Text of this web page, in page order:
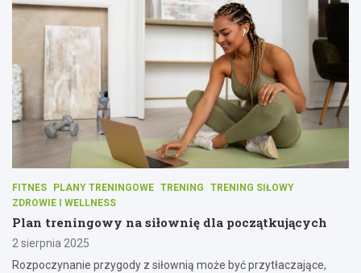
FITNES PLANY TRENINGOWE TRENING
TRENING SIŁOWY
ZDROWIE I WELLNESS
Plan treningowy na siłownię dla początkujących
2 sierpnia 2025
Rozpoczynanie przygody z siłownią może być przytłaczające,